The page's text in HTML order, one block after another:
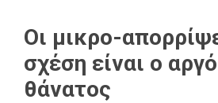
Oι μικρο-
σχέση είναι ο
θάνατος